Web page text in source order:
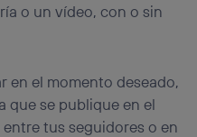
o un vídeo, con o sin
en el momento deseado,
que se publique en el
tus seguidores o en